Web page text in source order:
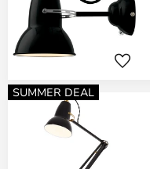
SUMMER DEAL